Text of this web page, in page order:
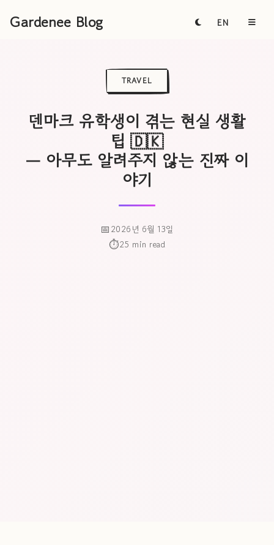
Gardenee Blog EN
TRAVEL
덴마크 유학생이 겪는 현실 생활
팁 🇩🇰
— 아무도 알려주지 않는 진짜 이
야기
2026년 6월 13일
25 min read